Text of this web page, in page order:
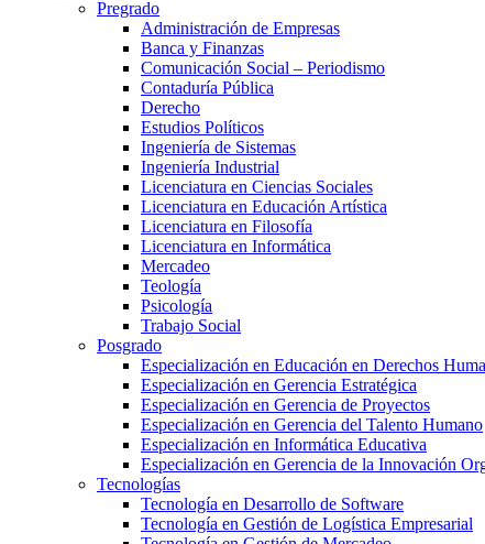
Pregrado
Administración de Empresas
Banca y Finanzas
Comunicación Social – Periodismo
Contaduría Pública
Derecho
Estudios Políticos
Ingeniería de Sistemas
Ingeniería Industrial
Licenciatura en Ciencias Sociales
Licenciatura en Educación Artística
Licenciatura en Filosofía
Licenciatura en Informática
Mercadeo
Teología
Psicología
Trabajo Social
Posgrado
Especialización en Educación en Derechos
Especialización en Gerencia Estratégica
Especialización en Gerencia de Proyectos
Especialización en Gerencia del Talento Humano
Especialización en Informática Educativa
Especialización en Gerencia de la Innovación
Tecnologías
Tecnología en Desarrollo de Software
Tecnología en Gestión de Logística Empresarial